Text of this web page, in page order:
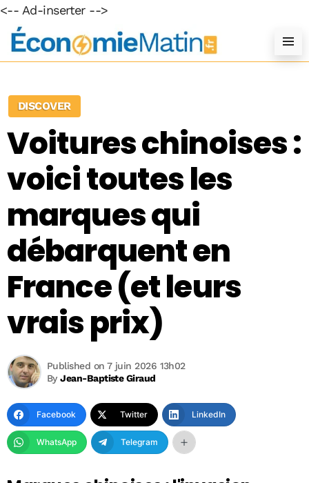
<-- Ad-inserter -->
DISCOVER
Voitures chinoises :
voici toutes les
marques qui
débarquent en
France (et leurs
vrais prix)
ByJean-Baptiste Giraud
Published on 7 juin 2026 13h02
Facebook Twitter LinkedIn
WhatsApp Telegram